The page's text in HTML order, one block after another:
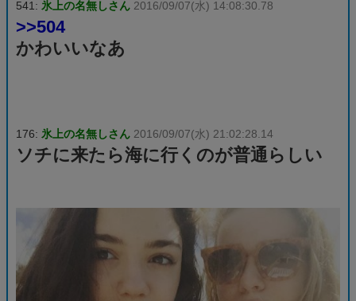
541: 氷上の名無しさん 2016/09/07(水) 14:08:30.78
>>504
かわいいなあ
176: 氷上の名無しさん 2016/09/07(水) 21:02:28.14
ソチに来たら海に行くのが普通らしい